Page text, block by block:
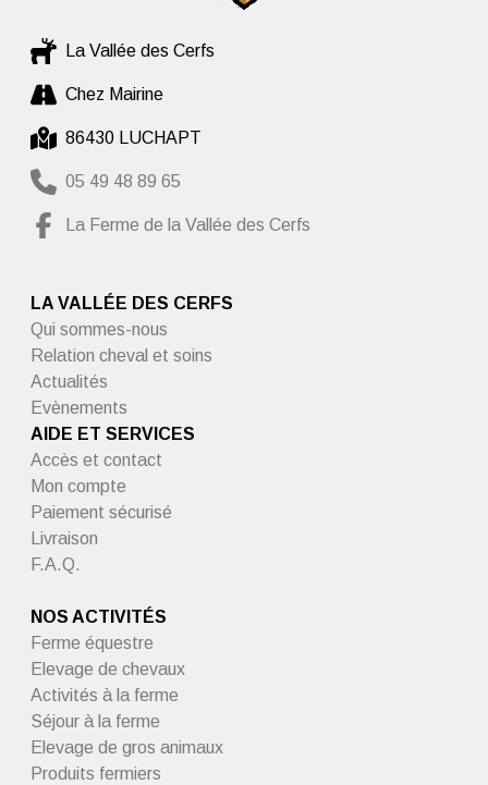
La Vallée des Cerfs
Chez Mairine
86430 LUCHAPT
05 49 48 89 65
La Ferme de la Vallée des Cerfs
LA VALLÉE DES CERFS
Qui sommes-nous
Relation cheval et soins
Actualités
Evènements
AIDE ET SERVICES
Accès et contact
Mon compte
Paiement sécurisé
Livraison
F.A.Q.
NOS ACTIVITÉS
Ferme équestre
Elevage de chevaux
Activités à la ferme
Séjour à la ferme
Elevage de gros animaux
Produits fermiers